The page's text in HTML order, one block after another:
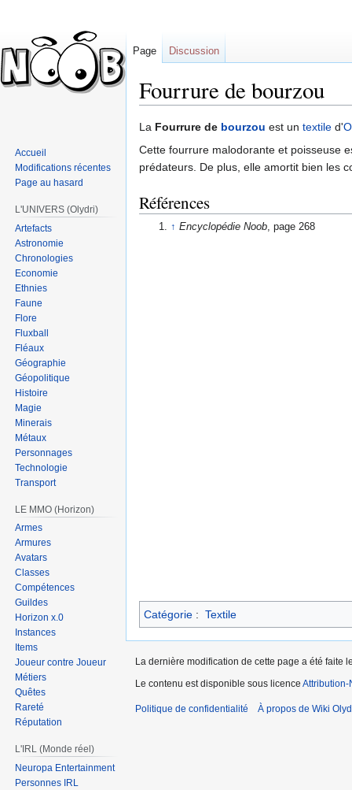
Fourrure de bourzou
Sauter
à
Sauter
à
La Fourrure de bourzou est un textile d'
Cette fourrure malodorante et poisseuse
prédateurs. De plus, elle amortit bien les
Références
↑ Encyclopédie Noob , page 268
Catégorie : Textile
Page Discussion
Accueil
Modifications récentes
Page au hasard
L'UNIVERS (Olydri)
Artefacts
Astronomie
Chronologies
Economie
Ethnies
Faune
Flore
Fluxball
Fléaux
Géographie
Géopolitique
Histoire
Magie
Minerais
Métaux
Personnages
Technologie
Transport
LE MMO (Horizon)
Armes
Armures
Avatars
Classes
Compétences
Guildes
Horizon x.0
Instances
Items
Joueur contre Joueur
Métiers
Quêtes
Rareté
Réputation
L'IRL (Monde réel)
Neuropa Entertainment
Personnes IRL
La dernière modification de cette page a été faite
Le contenu est disponible sous licence Attribution-
Politique de confidentialité À propos de Wiki